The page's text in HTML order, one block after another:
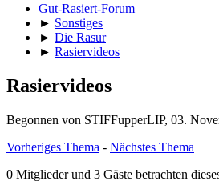
Gut-Rasiert-Forum
► Sonstiges
► Die Rasur
► Rasiervideos
Rasiervideos
Begonnen von STIFFupperLIP, 03.
Vorheriges Thema - Nächstes Thema
0 Mitglieder und 3 Gäste betrachten